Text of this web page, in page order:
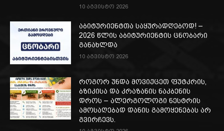
10 აგვისტო 2026
აბიტურიენტთა საყურადღებოდ! –
2026 წლის აბიტურიენტის ცნობარი
განახლდა
10 აგვისტო 2026
როგორ უნდა მოვიქცეთ ფუტკრის,
ბზიკისა და კრაზანის ნაკბენის
დროს – ალერგოლოგი ნესტრის
ამოსაღებად დანის გამოყენებას არ
გვირჩევს.